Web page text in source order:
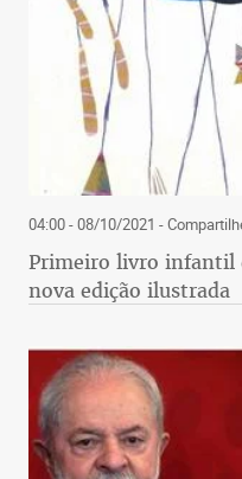
04:00 - 08/10/2021 -
Primeiro livro infantil
nova edição ilustrada